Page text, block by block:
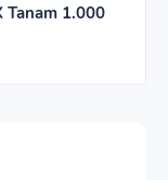
Tanam 1.000